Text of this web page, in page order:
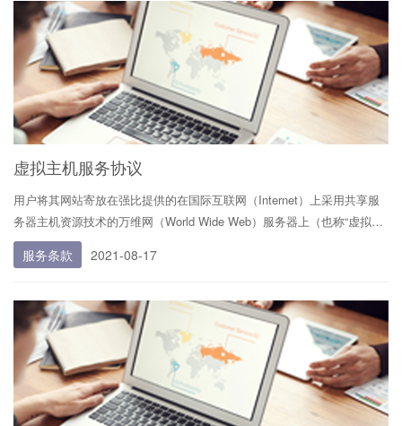
虚拟主机服务协议
用户将其网站寄放在强比提供的在国际互联网（Internet）上采用共享服
务器主机资源技术的万维网（World Wide Web）服务器上（也称“虚拟主
机”）并接受相关技术及网络支持服务。
服务条款 2021-08-17